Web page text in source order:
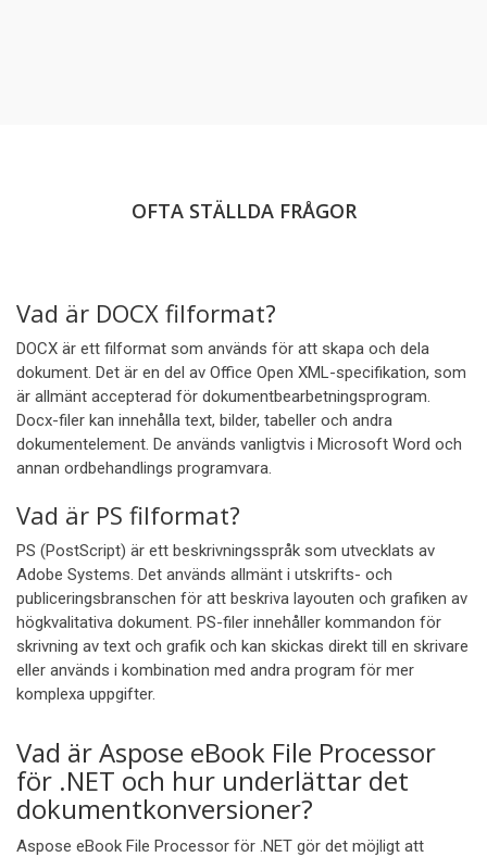
OFTA STÄLLDA FRÅGOR
Vad är DOCX filformat?
DOCX är ett filformat som används för att skapa och dela
dokument. Det är en del av Office Open XML-specifikation, som
är allmänt accepterad för dokumentbearbetningsprogram.
Docx-filer kan innehålla text, bilder, tabeller och andra
dokumentelement. De används vanligtvis i Microsoft Word och
annan ordbehandlings programvara.
Vad är PS filformat?
PS (PostScript) är ett beskrivningsspråk som utvecklats av
Adobe Systems. Det används allmänt i utskrifts- och
publiceringsbranschen för att beskriva layouten och grafiken av
högkvalitativa dokument. PS-filer innehåller kommandon för
skrivning av text och grafik och kan skickas direkt till en skrivare
eller används i kombination med andra program för mer
komplexa uppgifter.
Vad är Aspose eBook File Processor
för .NET och hur underlättar det
dokumentkonversioner?
Aspose eBook File Processor för .NET gör det möjligt att